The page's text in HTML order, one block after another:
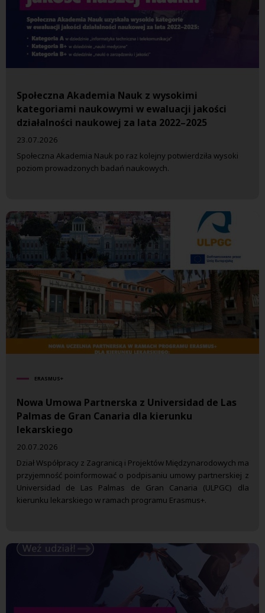
Społeczna Akademia Nauk z wysokimi
kategoriami naukowymi w ewaluacji jakości
działalności naukowej za lata 2022–2025
23.07.2026
Społeczna Akademia Nauk po raz kolejny potwierdziła wysoki
poziom prowadzonych badań naukowych.
ERASMUS+
Nowa Umowa Partnerska z Universidad de Las
Palmas de Gran Canaria dla kierunku
lekarskiego
20.07.2026
Dział Współpracy z Zagranicą i Projektów Międzynarodowych ma
przyjemność poinformować o podpisaniu umowy partnerskiej z
Universidad de Las Palmas de Gran Canaria (ULPGC) dla
kierunku lekarskiego w ramach programu Erasmus+.